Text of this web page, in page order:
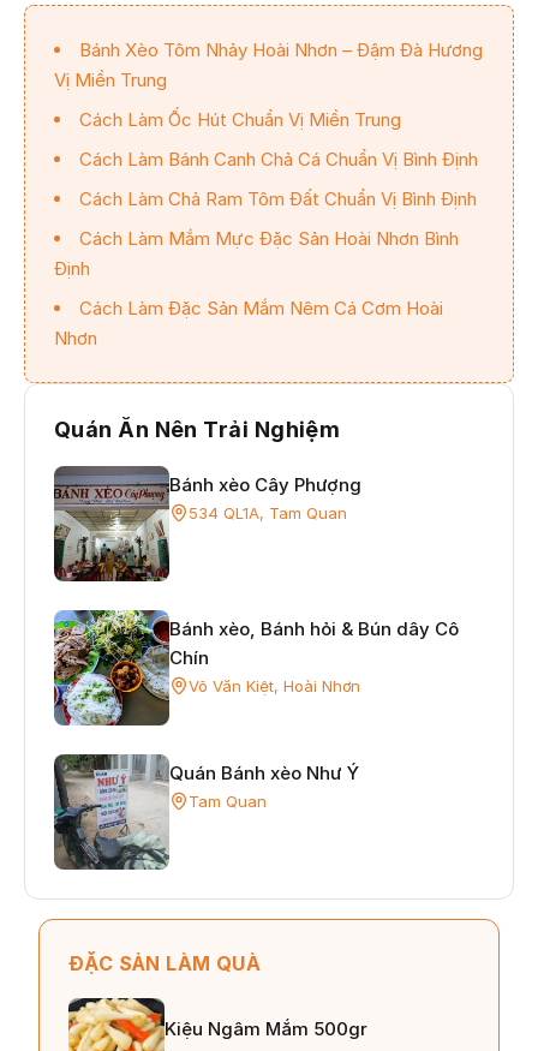
Bánh Xèo Tôm Nhảy Hoài Nhơn – Đậm Đà Hương
Vị Miền Trung
Cách Làm Ốc Hút Chuẩn Vị Miền Trung
Cách Làm Bánh Canh Chả Cá Chuẩn Vị Bình Định
Cách Làm Chả Ram Tôm Đất Chuẩn Vị Bình Định
Cách Làm Mắm Mực Đặc Sản Hoài Nhơn Bình
Định
Cách Làm Đặc Sản Mắm Nêm Cá Cơm Hoài
Nhơn
Quán Ăn Nên Trải Nghiệm
Bánh xèo Cây Phượng
534 QL1A, Tam Quan
Bánh xèo, Bánh hỏi & Bún dây Cô
Chín
Võ Văn Kiệt, Hoài Nhơn
Quán Bánh xèo Như Ý
Tam Quan
ĐẶC SẢN LÀM QUÀ
Kiệu Ngâm Mắm 500gr